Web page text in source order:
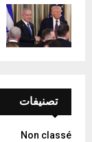
تصنيفات
Non classé